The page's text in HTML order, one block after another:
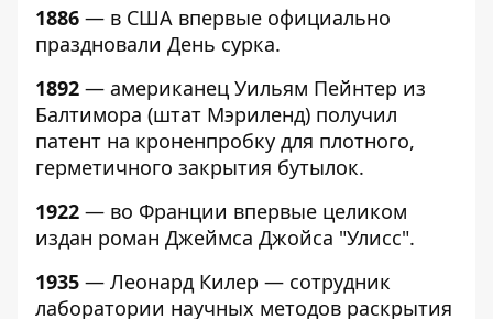
1886 — в США впервые официально
праздновали День сурка.
1892 — американец Уильям Пейнтер из
Балтимора (штат Мэриленд) получил
патент на кроненпробку для плотного,
герметичного закрытия бутылок.
1922 — во Франции впервые целиком
издан роман Джеймса Джойса "Улисс".
1935 — Леонард Килер — сотрудник
лаборатории научных методов раскрытия